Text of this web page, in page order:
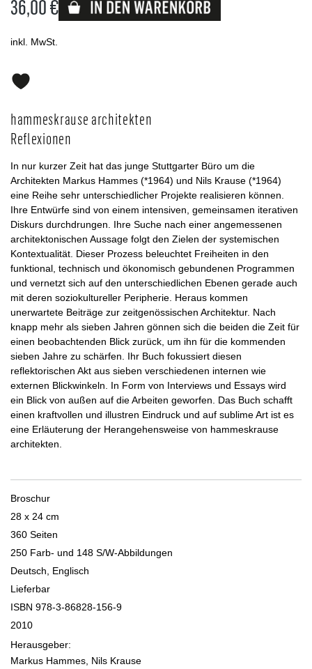
inkl. MwSt.
36,00 € Lieferbar
hammeskrause architekten
Reflexionen
In nur kurzer Zeit hat das junge Stuttgarter Büro um die
Architekten Markus Hammes (*1964) und Nils Krause (*1964)
eine Reihe sehr unterschiedlicher Projekte realisieren können.
Ihre Entwürfe sind von einem intensiven, gemeinsamen iterativen
Diskurs durchdrungen. Ihre Suche nach einer angemessenen
architektonischen Aussage folgt den Zielen der systemischen
Kontextualität. Dieser Prozess beleuchtet Freiheiten in den
funktional, technisch und ökonomisch gebundenen Programmen
und vernetzt sich auf den unterschiedlichen Ebenen gerade auch
mit deren soziokultureller Peripherie. Heraus kommen
unerwartete Beiträge zur zeitgenössischen Architektur. Nach
knapp mehr als sieben Jahren gönnen sich die beiden die Zeit für
einen beobachtenden Blick zurück, um ihn für die kommenden
sieben Jahre zu schärfen. Ihr Buch fokussiert diesen
reflektorischen Akt aus sieben verschiedenen internen wie
externen Blickwinkeln. In Form von Interviews und Essays wird
ein Blick von außen auf die Arbeiten geworfen. Das Buch schafft
einen kraftvollen und illustren Eindruck und auf sublime Art ist es
eine Erläuterung der Herangehensweise von hammeskrause
architekten.
Broschur
28 x 24 cm
360 Seiten
250 Farb- und 148 S/W-Abbildungen
Deutsch, Englisch
Lieferbar
ISBN 978-3-86828-156-9
2010
Herausgeber:
Markus Hammes, Nils Krause